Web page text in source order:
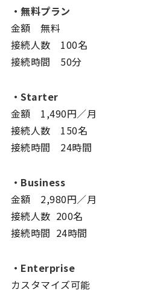
・無料プラン
金額 無料
接続人数 100名
接続時間 50分
・Starter
金額 1,490円／月
接続人数 150名
接続時間 24時間
・Business
金額 2,980円／月
接続人数 200名
接続時間 24時間
・Enterprise
カスタマイズ可能